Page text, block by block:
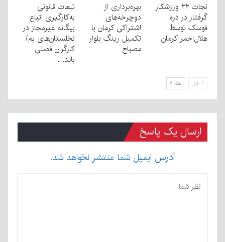
نجات ۲۲ ورزشکار
گرفتار در دره
فوسک توسط
هلال‌احمر کرمان
بهره‌برداری از
دوچرخه‌های
اشتراکی کرمان با
تکمیل رینگ بلوار
مصباح
تبعات قانونی
به‌کارگیری اتباع
بیگانه غیرمجاز در
نخلستان‌های بم/
کارگران فصلی
باید…
قبل بعد
ارسال یک پاسخ
آدرس ایمیل شما منتشر نخواهد شد.